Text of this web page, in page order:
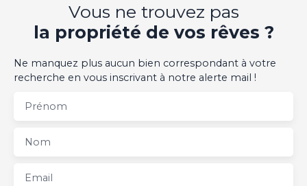
Vous ne trouvez pas
la propriété de vos rêves ?
Ne manquez plus aucun bien correspondant à votre
recherche en vous inscrivant à notre alerte mail !
Prénom
Nom
Email